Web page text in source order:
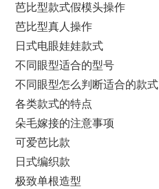
芭比型款式假模头操作
芭比型真人操作
日式电眼娃娃款式
不同眼型适合的型号
不同眼型怎么判断适合的款式
各类款式的特点
朵毛嫁接的注意事项
可爱芭比款
日式编织款
极致单根造型